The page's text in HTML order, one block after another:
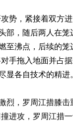
势，紧接着双方
部，随后两人在
至沸点，后续的
手拖入地面并占
显各自技术的精进
烈，罗周江措膝
进攻，罗周江措